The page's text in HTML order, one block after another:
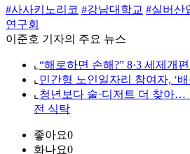
#사사키노리코 #강남대학교 #실버산
연구회
이준호 기자의 주요 뉴스
⌞ “해로하면 손해?” 8·3 세제개
⌞ 민간형 노인일자리 참여자, ‘
⌞ 청년보다 술·디저트 더 찾아…
전 식탁
좋아요0
화나요0